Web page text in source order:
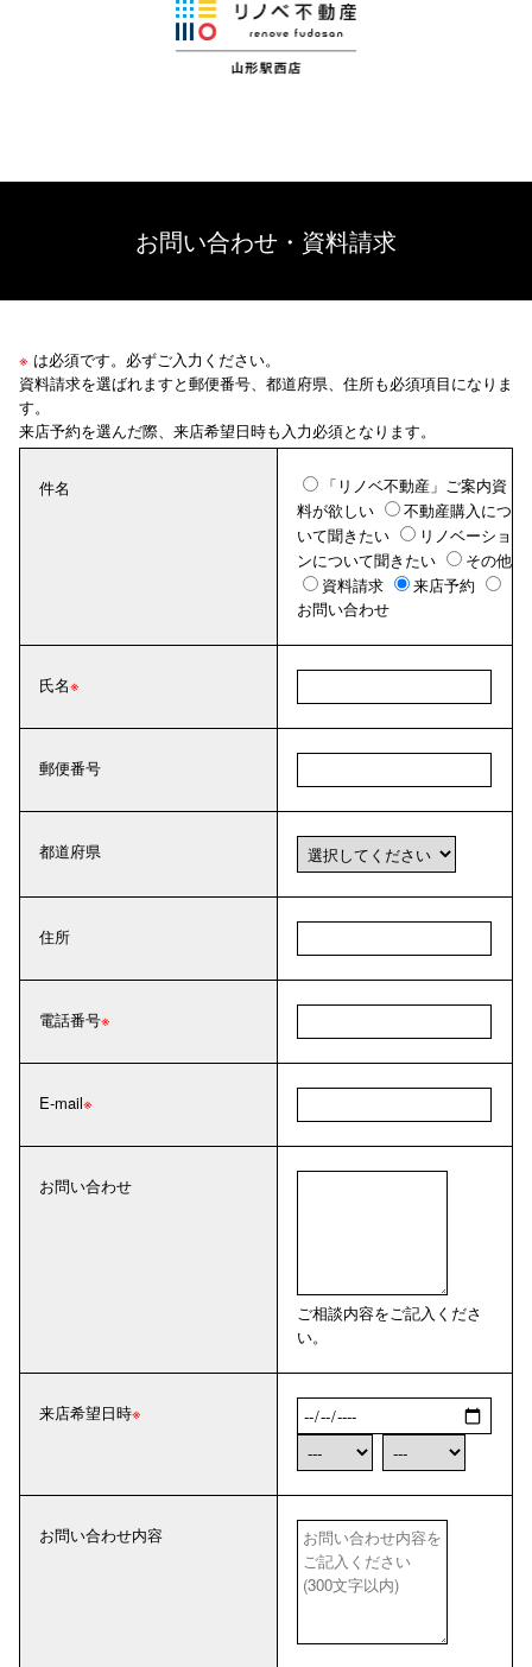
お問い合わせ・資料請求
※ は必須です。必ずご入力ください。
資料請求を選ばれますと郵便番号、都道府県、住所も必須項目になりま
す。
来店予約を選んだ際、来店希望日時も入力必須となります。
件名
「リノベ不動産」ご案内資
料が欲しい
不動産購入につ
いて聞きたい
リノベーショ
ンについて聞きたい
その他
資料請求
来店予約
お問い合わせ
氏名
郵便番号
都道府県
住所
電話番号
E-mail
お問い合わせ
ご相談内容をご記入くださ
い。
来店希望日時
お問い合わせ内容